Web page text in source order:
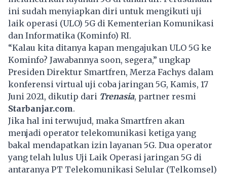
ini sudah menyiapkan diri untuk mengikuti uji
laik operasi (ULO) 5G di Kementerian Komunikasi
dan Informatika (Kominfo) RI.
“Kalau kita ditanya kapan mengajukan ULO 5G ke
Kominfo? Jawabannya soon, segera,” ungkap
Presiden Direktur Smartfren, Merza Fachys dalam
konferensi virtual uji coba jaringan 5G, Kamis, 17
Juni 2021, dikutip dari Trenasia, partner resmi
Starbanjar.com.
Jika hal ini terwujud, maka Smartfren akan
menjadi operator telekomunikasi ketiga yang
bakal mendapatkan izin layanan 5G. Dua operator
yang telah lulus Uji Laik Operasi jaringan 5G di
antaranya PT Telekomunikasi Selular (Telkomsel)